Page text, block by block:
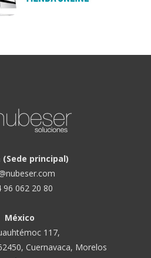
(Sede principal)
96 062 20 80
México
117,
Cuernavaca, Morelos